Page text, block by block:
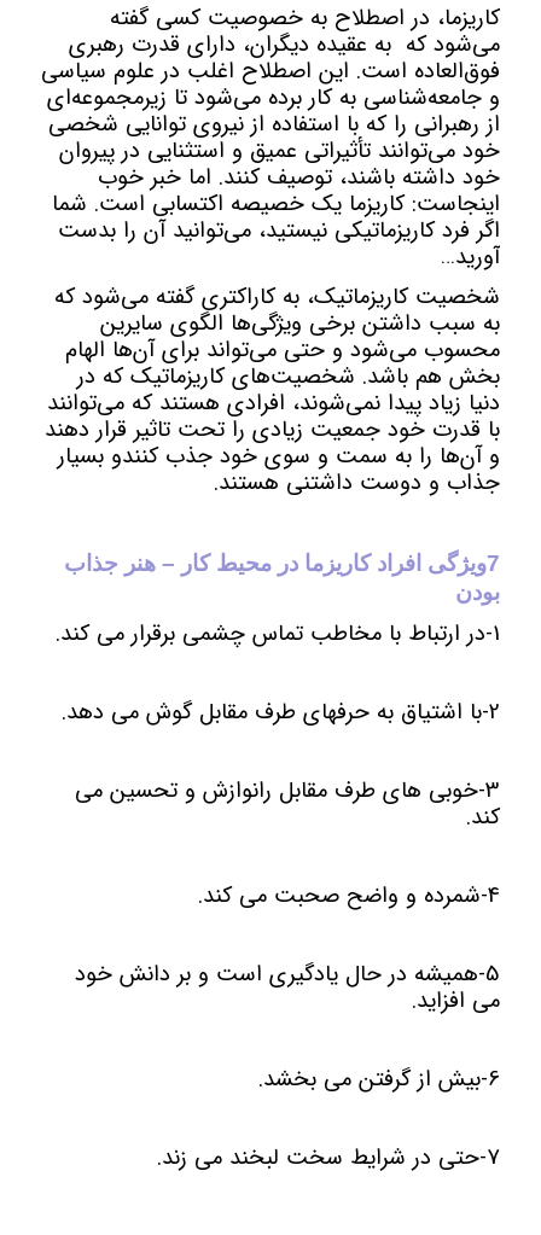
کاریزما، در اصطلاح به خصوصیت کسی گفته
می‌شود که به عقیده دیگران، دارای قدرت رهبری
فوق‌العاده است. این اصطلاح اغلب در علوم سیاسی
و جامعه‌شناسی به کار برده می‌شود تا زیرمجموعه‌ای
از رهبرانی را که با استفاده از نیروی توانایی شخصی
خود می‌توانند تأثیراتی عمیق و استثنایی در پیروان
خود داشته باشند، توصیف کنند. اما خبر خوب
اینجاست: کاریزما یک خصیصه اکتسابی است. شما
اگر فرد کاریزماتیکی نیستید، می‌توانید آن را بدست
آورید…
شخصیت کاریزماتیک، به کاراکتری گفته می‌شود که
به سبب داشتن برخی ویژگی‌ها الگوی سایرین
محسوب می‌شود و حتی می‌تواند برای آن‌ها الهام
بخش هم باشد. شخصیت‌های کاریزماتیک که در
دنیا زیاد پیدا نمی‌شوند، افرادی هستند که می‌توانند
با قدرت خود جمعیت زیادی را تحت تاثیر قرار دهند
و آن‌ها را به سمت و سوی خود جذب کنندو بسیار
جذاب و دوست داشتنی هستند.
7ویژگی افراد کاریزما در محیط کار – هنر جذاب
بودن
1-در ارتباط با مخاطب تماس چشمی برقرار می کند.
2-با اشتیاق به حرفهای طرف مقابل گوش می دهد.
3-خوبی های طرف مقابل رانوازش و تحسین می
کند.
4-شمرده و واضح صحبت می کند.
5-همیشه در حال یادگیری است و بر دانش خود
می افزاید.
6-بیش از گرفتن می بخشد.
7-حتی در شرایط سخت لبخند می زند.